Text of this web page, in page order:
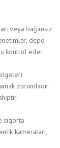
veya bağımsız
depo
kontrol eder.
zorundadır.
sigorta
kameraları,